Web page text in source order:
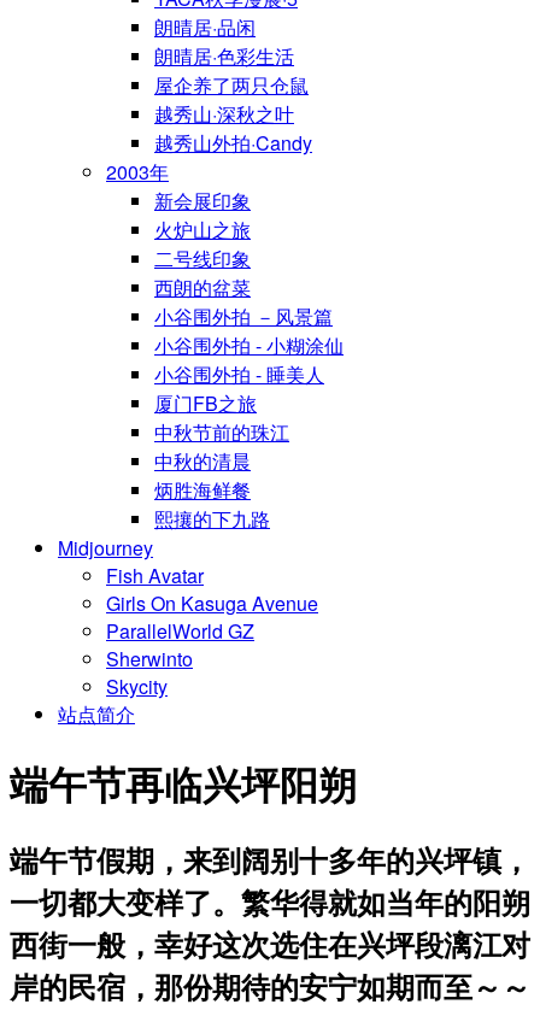
朗晴居·品闲
朗晴居·色彩生活
屋企养了两只仓鼠
越秀山·深秋之叶
越秀山外拍·Candy
2003年
新会展印象
火炉山之旅
二号线印象
西朗的盆菜
小谷围外拍 －风景篇
小谷围外拍 - 小糊涂仙
小谷围外拍 - 睡美人
厦门FB之旅
中秋节前的珠江
中秋的清晨
炳胜海鲜餐
熙攘的下九路
Midjourney
Fish Avatar
Girls On Kasuga Avenue
ParallelWorld GZ
Sherwinto
Skycity
站点简介
端午节再临兴坪阳朔
端午节假期，来到阔别十多年的兴坪镇，
一切都大变样了。繁华得就如当年的阳朔
西街一般，幸好这次选住在兴坪段漓江对
岸的民宿，那份期待的安宁如期而至～～